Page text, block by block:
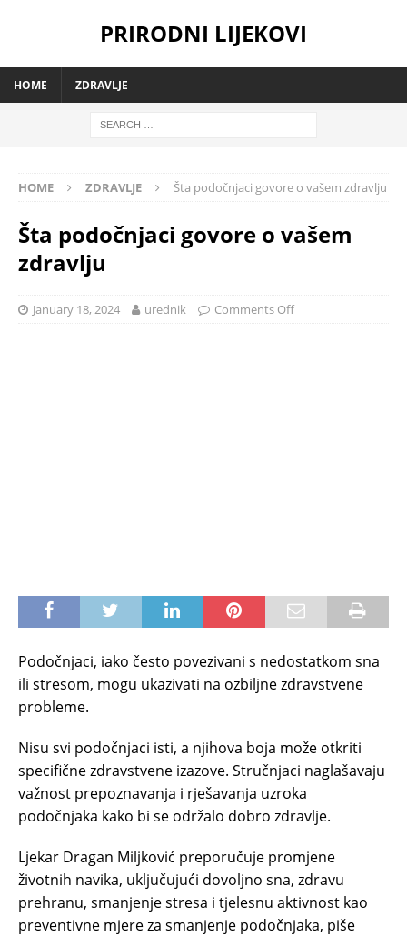
PRIRODNI LIJEKOVI
HOME ZDRAVLJE
HOME ZDRAVLJE Šta podočnjaci govore o vašem zdravlju
Šta podočnjaci govore o vašem
zdravlju
January 18, 2024 urednik Comments Off
Podočnjaci, iako često povezivani s nedostatkom sna
ili stresom, mogu ukazivati na ozbiljne zdravstvene
probleme.
Nisu svi podočnjaci isti, a njihova boja može otkriti
specifične zdravstvene izazove. Stručnjaci naglašavaju
važnost prepoznavanja i rješavanja uzroka
podočnjaka kako bi se održalo dobro zdravlje.
Ljekar Dragan Miljković preporučuje promjene
životnih navika, uključujući dovoljno sna, zdravu
prehranu, smanjenje stresa i tjelesnu aktivnost kao
preventivne mjere za smanjenje podočnjaka, piše